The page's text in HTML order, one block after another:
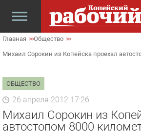
Главная Общество
Михаил Сорокин из Копейска проехал
ОБЩЕСТВО
26 апреля 2012 17:26
Михаил Сорокин из
автостопом 8000